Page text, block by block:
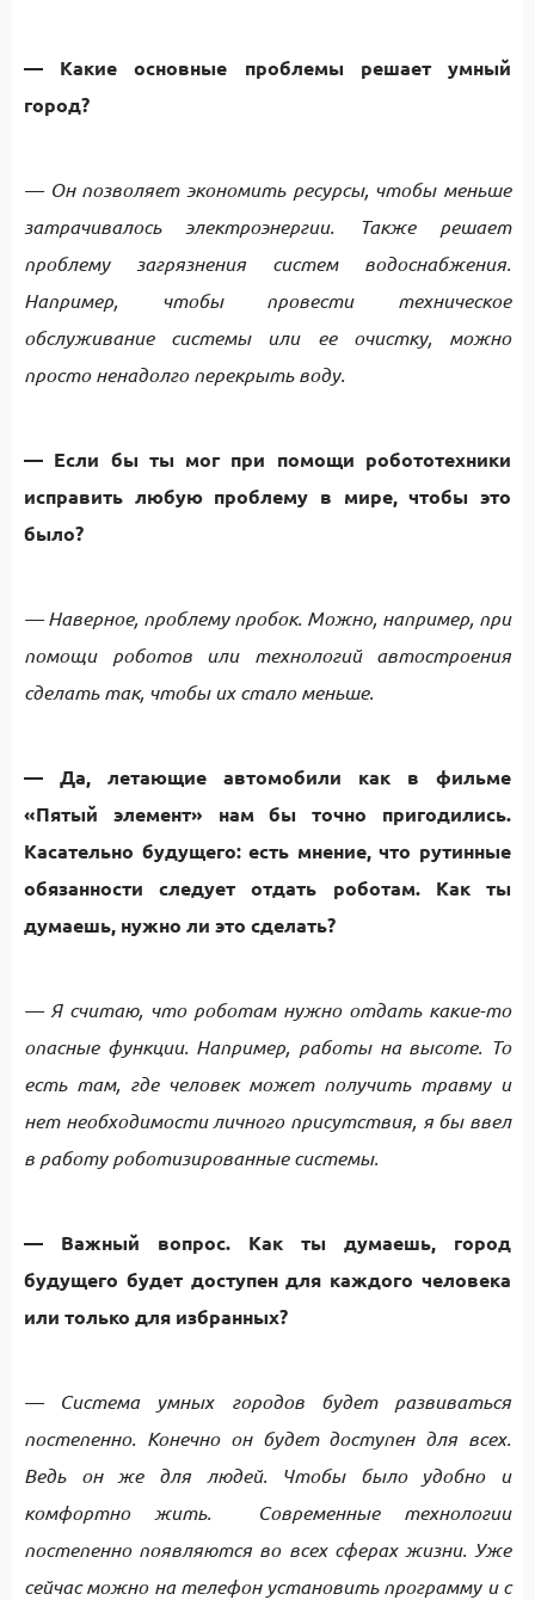
— Какие основные проблемы решает умный
город?
— Он позволяет экономить ресурсы, чтобы меньше
затрачивалось электроэнергии. Также решает
проблему загрязнения систем водоснабжения.
Например, чтобы провести техническое
обслуживание системы или ее очистку, можно
просто ненадолго перекрыть воду.
— Если бы ты мог при помощи робототехники
исправить любую проблему в мире, чтобы это
было?
— Наверное, проблему пробок. Можно, например, при
помощи роботов или технологий автостроения
сделать так, чтобы их стало меньше.
— Да, летающие автомобили как в фильме
«Пятый элемент» нам бы точно пригодились.
Касательно будущего: есть мнение, что рутинные
обязанности следует отдать роботам. Как ты
думаешь, нужно ли это сделать?
— Я считаю, что роботам нужно отдать какие-то
опасные функции. Например, работы на высоте. То
есть там, где человек может получить травму и
нет необходимости личного присутствия, я бы ввел
в работу роботизированные системы.
— Важный вопрос. Как ты думаешь, город
будущего будет доступен для каждого человека
или только для избранных?
— Система умных городов будет развиваться
постепенно. Конечно он будет доступен для всех.
Ведь он же для людей. Чтобы было удобно и
комфортно жить. Современные технологии
постепенно появляются во всех сферах жизни. Уже
сейчас можно на телефон установить программу и с